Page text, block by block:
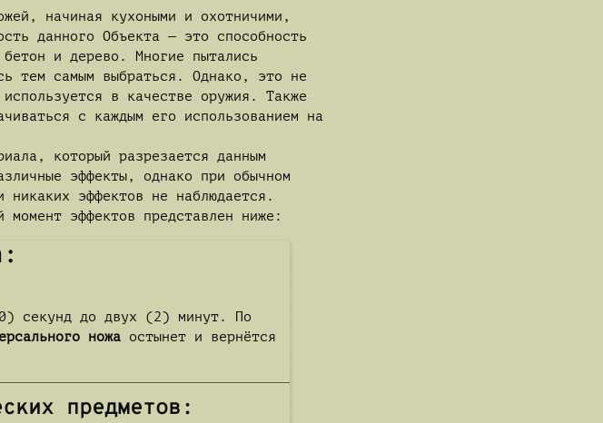
начиная кухоными и охотничими,
данного Объекта — это способность
и дерево. Многие пытались
тем самым выбраться. Однако, это не
в качестве оружия. Также
с каждым его использованием на
который разрезается данным
эффекты, однако при обычном
никаких эффектов не наблюдается.
эффектов представлен ниже:
секунд до двух (2) минут. По
ножаостынет и вернётся
предметов: